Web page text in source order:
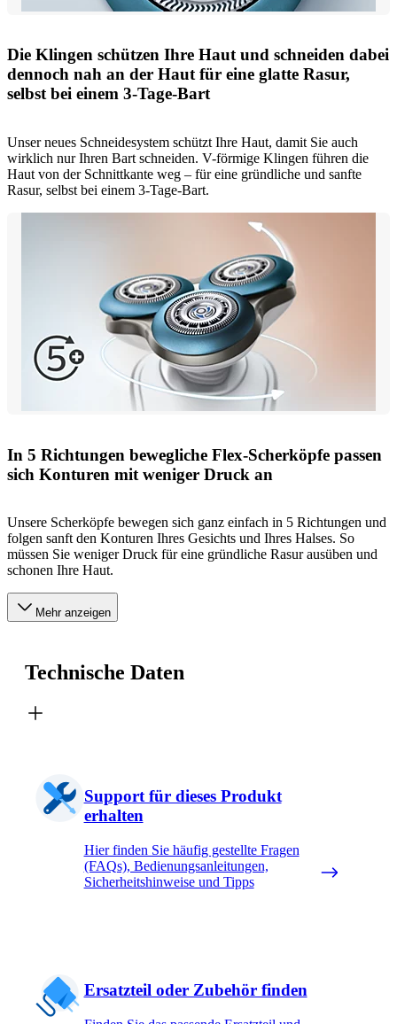
Die Klingen schützen Ihre Haut und schneiden dabei
dennoch nah an der Haut für eine glatte Rasur,
selbst bei einem 3-Tage-Bart
Unser neues Schneidesystem schützt Ihre Haut, damit Sie auch
wirklich nur Ihren Bart schneiden. V-förmige Klingen führen die
Haut von der Schnittkante weg – für eine gründliche und sanfte
Rasur, selbst bei einem 3-Tage-Bart.
In 5 Richtungen bewegliche Flex-Scherköpfe passen
sich Konturen mit weniger Druck an
Unsere Scherköpfe bewegen sich ganz einfach in 5 Richtungen und
folgen sanft den Konturen Ihres Gesichts und Ihres Halses. So
müssen Sie weniger Druck für eine gründliche Rasur ausüben und
schonen Ihre Haut.
Mehr anzeigen
Technische Daten
Support für dieses Produkt
erhalten
Hier finden Sie häufig gestellte Fragen
(FAQs), Bedienungsanleitungen,
Sicherheitshinweise und Tipps
Ersatzteil oder Zubehör finden